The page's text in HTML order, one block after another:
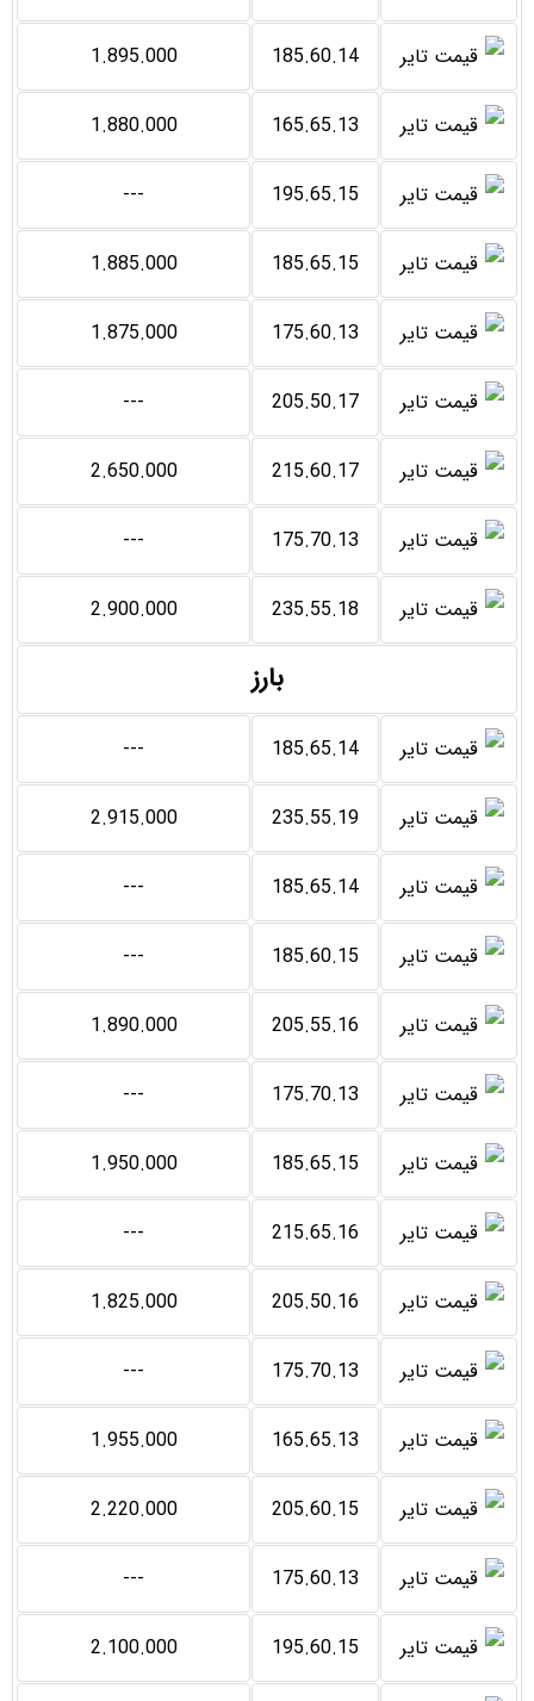
185.60.14
1.895.000
165.65.13
1.880.000
195.65.15
---
185.65.15
1.885.000
175.60.13
1.875.000
205.50.17
---
215.60.17
2.650.000
175.70.13
---
235.55.18
2.900.000
بارز
185.65.14
---
235.55.19
2.915.000
185.65.14
---
185.60.15
---
205.55.16
1.890.000
175.70.13
---
185.65.15
1.950.000
215.65.16
---
205.50.16
1.825.000
175.70.13
---
165.65.13
1.955.000
205.60.15
2.220.000
175.60.13
---
195.60.15
2.100.000